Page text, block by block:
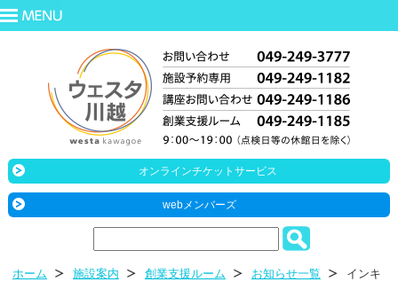
オンラインチケットサービス
webメンバーズ
ホーム 施設案内 創業支援ルーム お知らせ一覧
インキ